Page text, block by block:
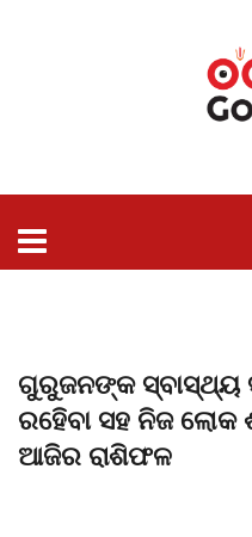
ଗୁରୁଜନଙ୍କ ସ୍ବାସ୍ଥ୍ୟ
ରହିେବା ସହ ନିଜ ଲୋକ
ଆଜିର ରାଶିଫଳ